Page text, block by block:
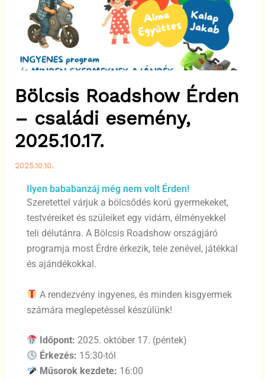
Bölcsis Roadshow Érden
– családi esemény,
2025.10.17.
2025.10.10.
Ilyen bababanzáj még nem volt Érden!
Szeretettel várjuk a bölcsődés korú gyermekeket,
testvéreiket és szüleiket egy vidám, élményekkel
teli délutánra. A Bölcsis Roadshow országjáró
programja most Érdre érkezik, tele zenével, játékkal
és ajándékokkal.
A rendezvény ingyenes, és minden kisgyermek
számára meglepetéssel készülünk!
Időpont: 2025. október 17. (péntek)
Érkezés: 15:30-tól
Műsorok kezdete: 16:00